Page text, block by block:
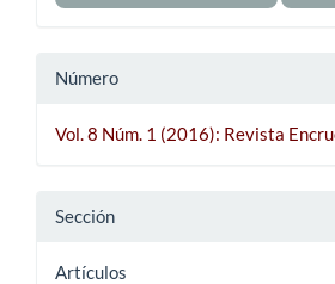
Número
Vol. 8 Núm. 1 (2016): Revista
Sección
Artículos